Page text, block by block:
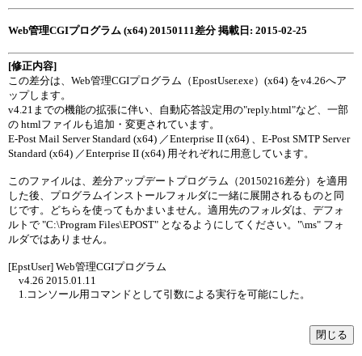
Web管理CGIプログラム (x64) 20150111差分 掲載日: 2015-02-25
[修正内容]
この差分は、Web管理CGIプログラム（EpostUser.exe）(x64) をv4.26へア
ップします。
v4.21までの機能の拡張に伴い、自動応答設定用の"reply.html"など、一部
の htmlファイルも追加・変更されています。
E-Post Mail Server Standard (x64) ／Enterprise II (x64) 、E-Post SMTP Server
Standard (x64) ／Enterprise II (x64) 用それぞれに用意しています。
このファイルは、差分アップデートプログラム（20150216差分）を適用
した後、プログラムインストールフォルダに一緒に展開されるものと同
じです。どちらを使ってもかまいません。適用先のフォルダは、デフォ
ルトで "C:\Program Files\EPOST" となるようにしてください。"\ms" フォ
ルダではありません。
[EpstUser] Web管理CGIプログラム
v4.26 2015.01.11
1.コンソール用コマンドとして引数による実行を可能にした。